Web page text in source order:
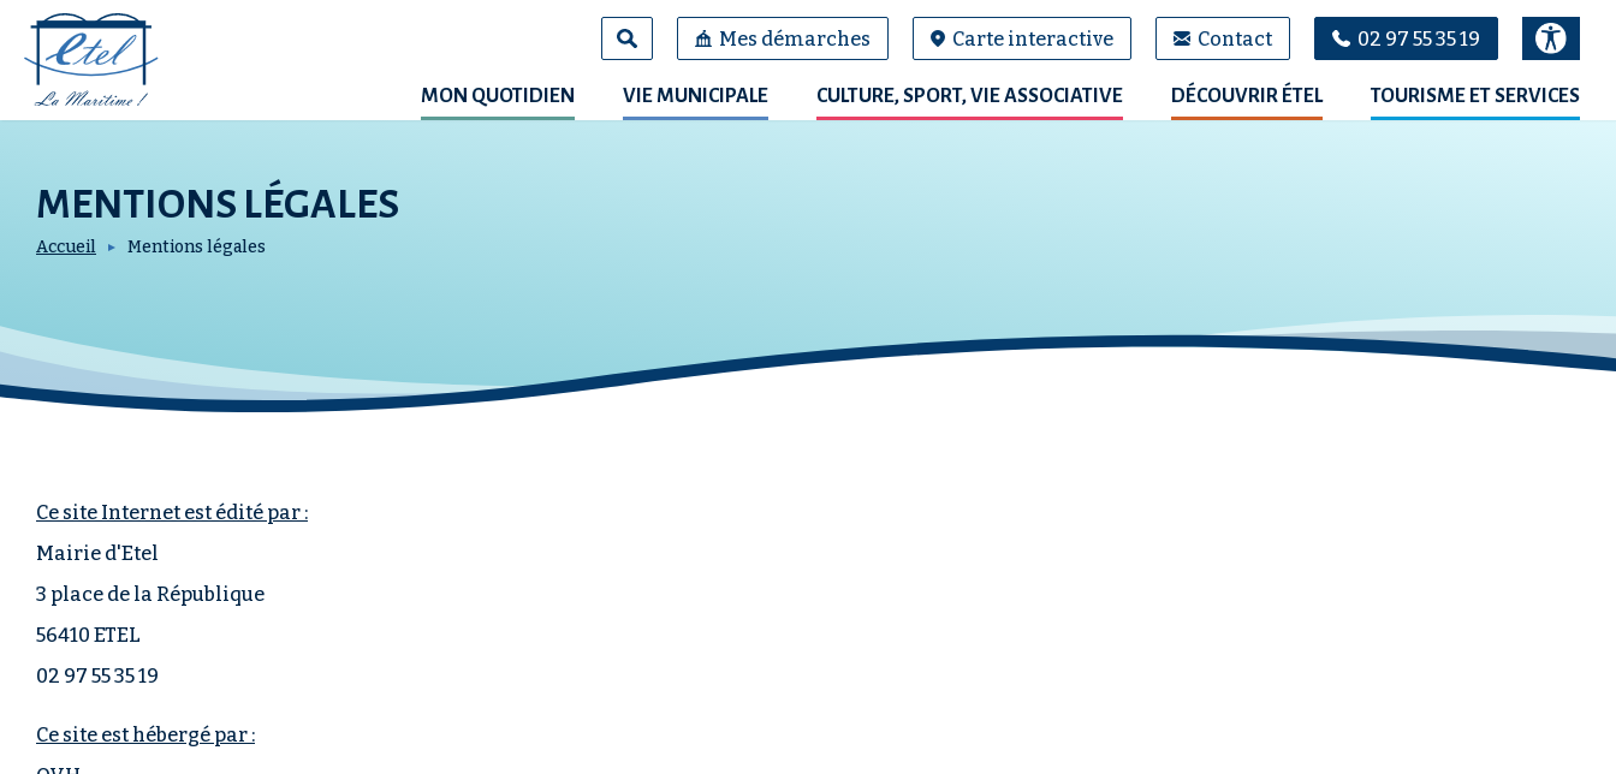
contenu
principal
Mes démarches Carte interactive Contact 02 97 55 35 19
MON QUOTIDIEN VIE MUNICIPALE CULTURE, SPORT, VIE ASSOCIATIVE DÉCOUVRIR ÉTEL TOURISME ET SERVICES
MENTIONS LÉGALES
Accueil Mentions légales
Ce site Internet est édité par :
Mairie d'Etel
3 place de la République
56410 ETEL
02 97 55 35 19
Ce site est hébergé par :
RECHERCHER SUR LE SITE
Panneau de gestion des cookies